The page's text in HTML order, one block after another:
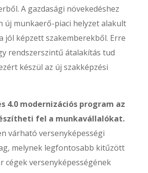
A gazdasági növekedéshez
új munkaerő-piaci helyzet alakult
jól képzett szakemberekből. Erre
rendszerszintű átalakítás tud
készül az új szakképzési
4.0 modernizációs program az
fel a munkavállalókat.
várható versenyképességi
melynek legfontosabb kitűzött
cégek versenyképességének